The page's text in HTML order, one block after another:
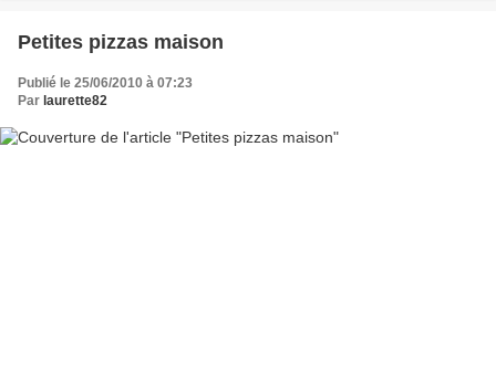
Petites pizzas maison
Publié le 25/06/2010 à 07:23
Par laurette82